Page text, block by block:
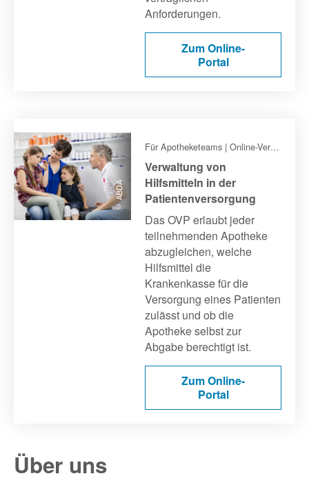
Anforderungen.
Zum Online-
Portal
© ABDA
Für Apotheketeams | Online-Vertragsportal (OVP) des DAV
Verwaltung von
Hilfsmitteln in der
Patientenversorgung
Das OVP erlaubt jeder
teilnehmenden Apotheke
abzugleichen, welche
Hilfsmittel die
Krankenkasse für die
Versorgung eines Patienten
zulässt und ob die
Apotheke selbst zur
Abgabe berechtigt ist.
Zum Online-
Portal
Über uns